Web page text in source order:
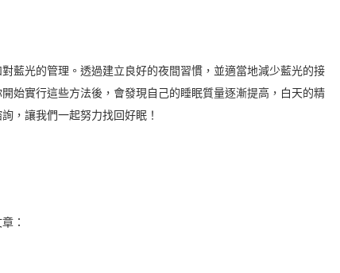
藍光的管理。透過建立良好的夜間習慣，並適當地減少藍光的接
始實行這些方法後，會發現自己的睡眠質量逐漸提高，白天的精
，讓我們一起努力找回好眠！
：